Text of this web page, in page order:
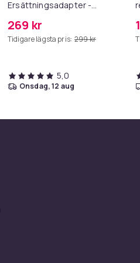
Ersättningsadapter -
269 kr
Tidigare lägsta pris: 299 kr
5,0
onsdag, 12 aug